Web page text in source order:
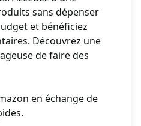
sans dépenser
et bénéficiez
Découvrez une
de faire des
en échange de